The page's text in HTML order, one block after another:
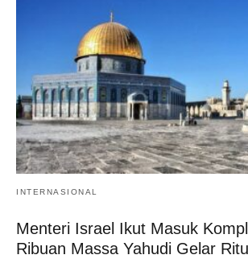
INTERNASIONAL
Menteri Israel Ikut Masuk
Ribuan Massa Yahudi Gelar